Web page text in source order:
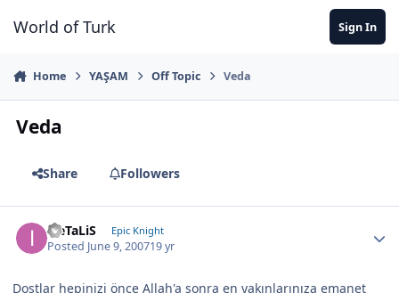
World of Turk Sign In
Home YAŞAM Off Topic Veda
Veda
Share Followers
iLeTaLiS Epic Knight
Posted June 9, 200719 yr
Dostlar hepinizi önce Allah'a sonra en yakınlarınıza emanet